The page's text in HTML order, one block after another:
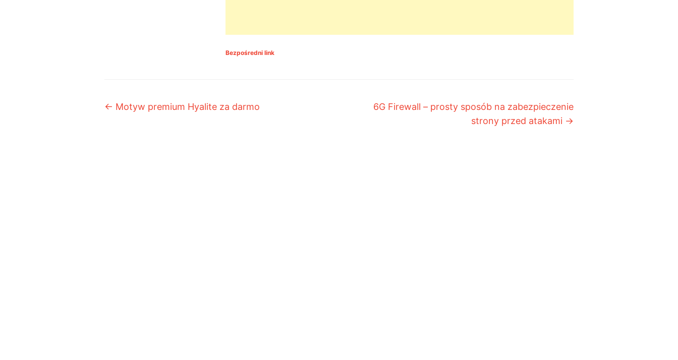
Bezpośredni link
Post navigation
← Motyw premium Hyalite za darmo
6G Firewall – prosty sposób na zabezpieczenie
strony przed atakami →